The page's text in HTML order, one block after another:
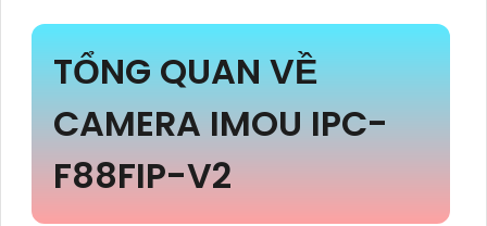
TỔNG QUAN VỀ
CAMERA IMOU IPC-
F88FIP-V2